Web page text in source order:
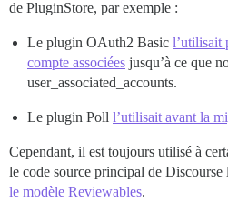
de PluginStore, par exemple :
Le plugin OAuth2 Basic l’utilisait
compte associées jusqu’à ce que
user_associated_accounts.
Le plugin Poll l’utilisait avant la
Cependant, il est toujours utilisé à
le code source principal de
le modèle Reviewables.